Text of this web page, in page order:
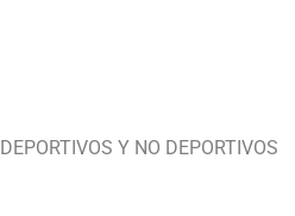
Y NO DEPORTIVOS